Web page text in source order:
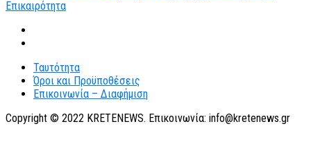
Ταυτότητα
Όροι και Προϋποθέσεις
Επικοινωνία – Διαφήμιση
Copyright © 2022 KRETENEWS. Επικοινωνία: info@kretenews.gr